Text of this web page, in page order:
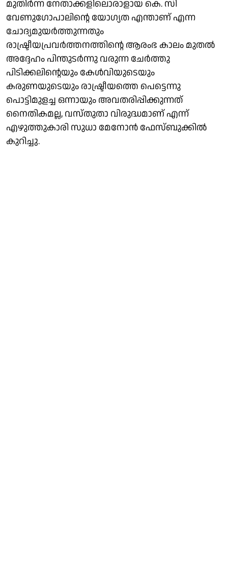
മുതിർന്ന നേതാക്കളിലൊരാളായ കെ. സി
വേണുഗോപാലിന്റെ യോഗ്യത എന്താണ് എന്ന
ചോദ്യമുയർത്തുന്നതും
രാഷ്ട്രീയപ്രവർത്തനത്തിൻ്റെ ആരംഭ കാലം മുതൽ
അദ്ദേഹം പിന്തുടർന്നു വരുന്ന ചേർത്തു
പിടിക്കലിന്റെയും കേൾവിയുടെയും
കരുണയുടെയും രാഷ്ട്രീയത്തെ പെട്ടെന്നു
പൊട്ടിമുളച്ച ഒന്നായും അവതരിപ്പിക്കുന്നത്
നൈതികമല്ല, വസ്തുതാ വിരുദ്ധമാണ് എന്ന്
എഴുത്തുകാരി സുധാ മേനോൻ ഫേസ്ബുക്കിൽ
കുറിച്ചു.